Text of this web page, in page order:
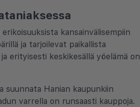
kansainvälisempiin
ja tarjoilevat paikallista
erityisesti keskikesällä yöelämä on
suunnata Hanian kaupunkiin
varrella on runsaasti kauppoja.